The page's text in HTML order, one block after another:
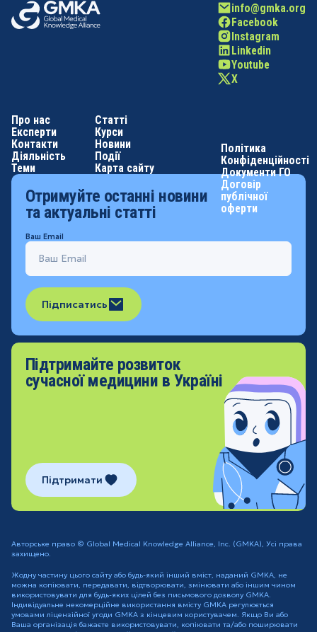
Про нас
Експерти
Контакти
Діяльність
Теми
Статті
Курси
Новини
Події
Карта сайту
Facebook
Instagram
Linkedin
Youtube
X
info@gmka.org
Політика
Конфіденційності
Документи ГО
Договір
публічної
оферти
Авторське право © Global Medical Knowledge Alliance, Inc. (GMKA), Усі права
захищено.
Жодну частину цього сайту або будь-який інший вміст, наданий GMKA, не
можна копіювати, передавати, відтворювати, змінювати або іншим чином
використовувати для будь-яких цілей без письмового дозволу GMKA.
Індивідуальне некомерційне використання вмісту GMKA регулюється
умовами ліцензійної угоди GMKA з кінцевим користувачем. Якщо Ви або
Ваша організація бажаєте використовувати, копіювати та/або поширювати
Отримуйте останні новини
та актуальні статті
Ваш Email
Підписатись
Підтримайте розвиток
сучасної медицини в Україні
Підтримати